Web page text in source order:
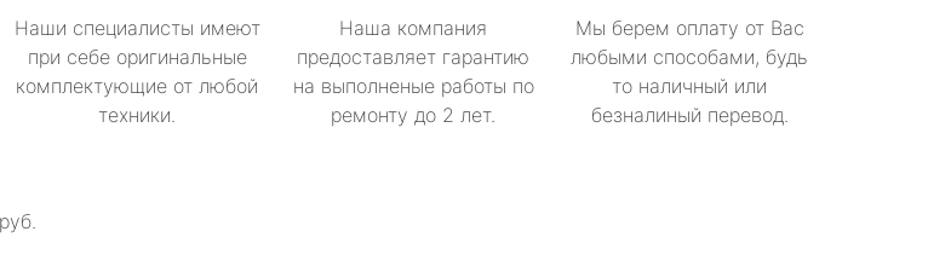
Наши специалисты имеют
при себе оригинальные
комплектующие от любой
техники.
Наша компания
предоставляет гарантию
на выполненые работы по
ремонту до 2 лет.
Мы берем оплату от Вас
любыми способами, будь
то наличный или
безналиный перевод.